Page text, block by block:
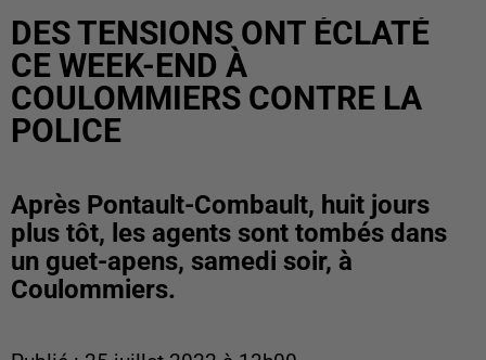
DES TENSIONS ONT ÉCLATÉ
CE WEEK-END À
COULOMMIERS CONTRE LA
POLICE
Après Pontault-Combault, huit jours
plus tôt, les agents sont tombés dans
un guet-apens, samedi soir, à
Coulommiers.